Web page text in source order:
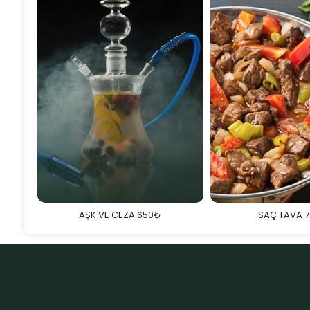
AŞK VE CEZA 650₺ SAÇ TAVA